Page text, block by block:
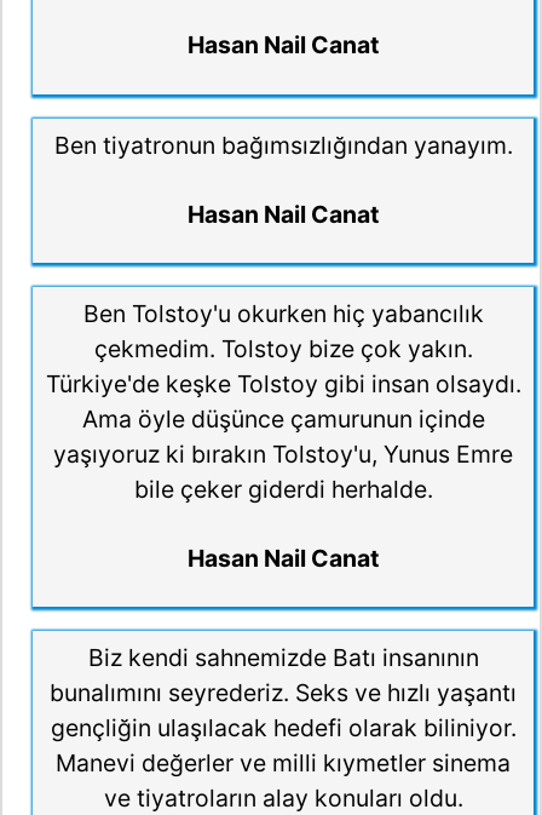
Hasan Nail Canat
Ben tiyatronun bağımsızlığından yanayım.
Hasan Nail Canat
Ben Tolstoy'u okurken hiç yabancılık
çekmedim. Tolstoy bize çok yakın.
Türkiye'de keşke Tolstoy gibi insan olsaydı.
Ama öyle düşünce çamurunun içinde
yaşıyoruz ki bırakın Tolstoy'u, Yunus Emre
bile çeker giderdi herhalde.
Hasan Nail Canat
Biz kendi sahnemizde Batı insanının
bunalımını seyrederiz. Seks ve hızlı yaşantı
gençliğin ulaşılacak hedefi olarak biliniyor.
Manevi değerler ve milli kıymetler sinema
ve tiyatroların alay konuları oldu.